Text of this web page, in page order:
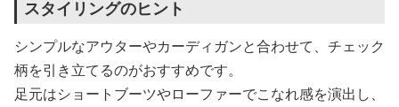
スタイリングのヒント
シンプルなアウターやカーディガンと合わせて、チェック
柄を引き立てるのがおすすめです。
足元はショートブーツやローファーでこなれ感を演出し、